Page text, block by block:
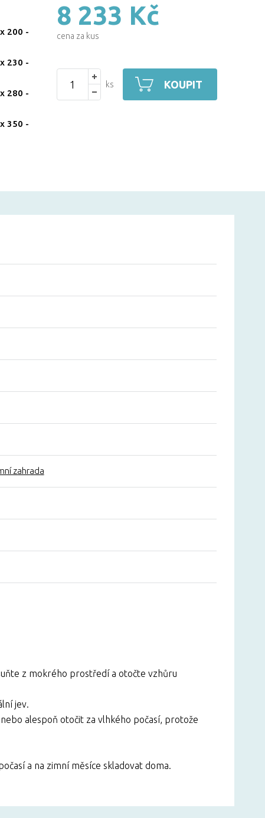
200 -
230 -
280 -
350 -
8 233 Kč
cena za kus
ks KOUPIT
zahrada
z mokrého prostředí a otočte vzhůru
jev.
alespoň otočit za vlhkého počasí, protože
a na zimní měsíce skladovat doma.